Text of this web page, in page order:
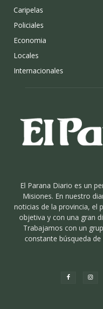
Caripelas
Policiales
Economia
Locales
Internacionales
El Parana Diario es un
Misiones. En nuestro
noticias de la provincia, el
objetiva y con una gran
Trabajamos con un
constante búsqueda